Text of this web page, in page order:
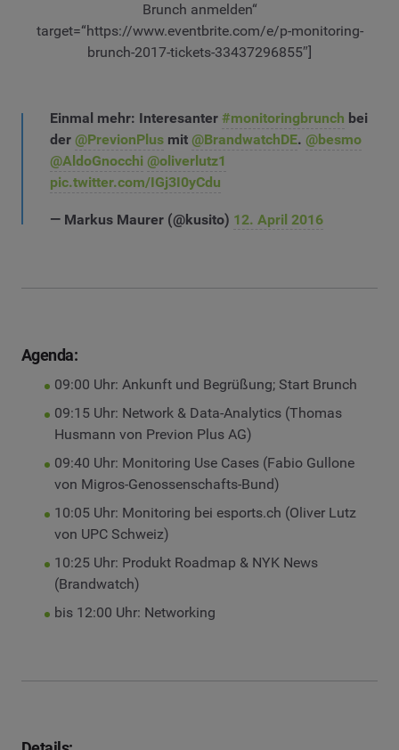
Brunch anmelden“
target=“https://www.eventbrite.com/e/p-monitoring-
brunch-2017-tickets-33437296855″]
Einmal mehr: Interesanter #monitoringbrunch bei
der @PrevionPlus mit @BrandwatchDE. @besmo
@AldoGnocchi @oliverlutz1
pic.twitter.com/IGj3I0yCdu
— Markus Maurer (@kusito) 12. April 2016
Agenda:
09:00 Uhr: Ankunft und Begrüßung; Start Brunch
09:15 Uhr: Network & Data-Analytics (Thomas
Husmann von Previon Plus AG)
09:40 Uhr: Monitoring Use Cases (Fabio Gullone
von Migros-Genossenschafts-Bund)
10:05 Uhr: Monitoring bei esports.ch (Oliver Lutz
von UPC Schweiz)
10:25 Uhr: Produkt Roadmap & NYK News
(Brandwatch)
bis 12:00 Uhr: Networking